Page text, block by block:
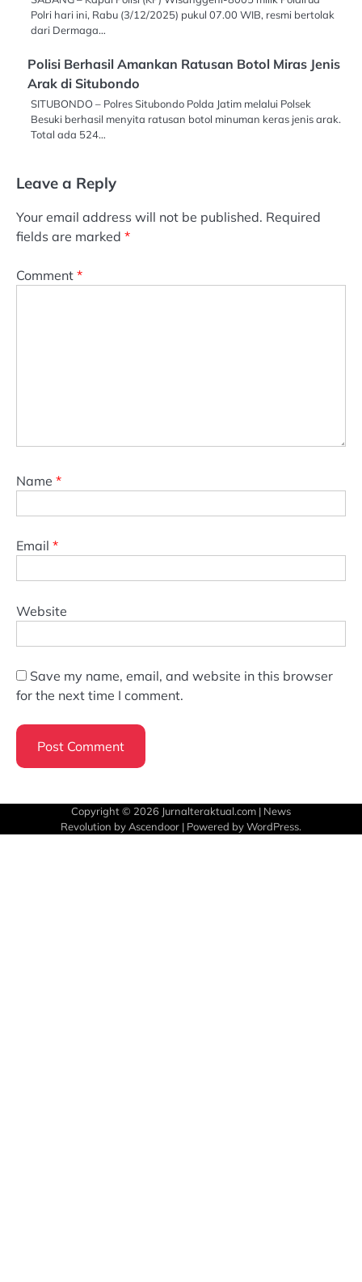
Polri hari ini, Rabu (3/12/2025) pukul 07.00 WIB, resmi bertolak
dari Dermaga…
Polisi Berhasil Amankan Ratusan Botol Miras Jenis
Arak di Situbondo
SITUBONDO – Polres Situbondo Polda Jatim melalui Polsek
Besuki berhasil menyita ratusan botol minuman keras jenis arak.
Total ada 524…
Leave a Reply
Your email address will not be published. Required
fields are marked *
Comment *
Name *
Email *
Website
Save my name, email, and website in this browser
for the next time I comment.
Copyright © 2026 Jurnalteraktual.com | News
Revolution by Ascendoor | Powered byWordPress.